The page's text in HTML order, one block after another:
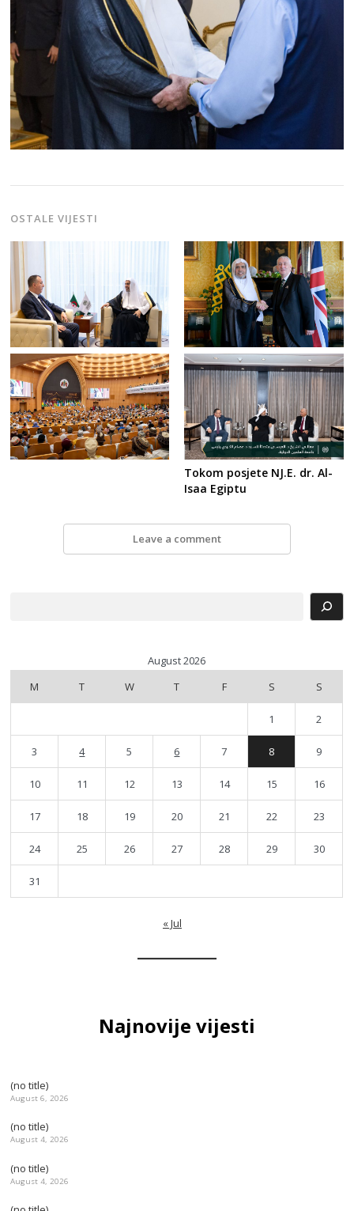
OSTALE VIJESTI
Tokom posjete NJ.E. dr. Al-
Isaa Egiptu
Leave a comment
August 2026
M
T W T F S S
1 2
3 4 5 6 7 8 9
10 11 12 13 14 15 16
17 18 19 20 21 22 23
24 25 26 27 28 29 30
31
« Jul
Najnovije vijesti
(no title)
August 6, 2026
(no title)
August 4, 2026
(no title)
August 4, 2026